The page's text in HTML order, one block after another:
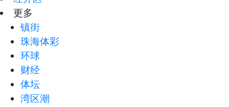
更多
镇街
珠海体彩
环球
财经
体坛
湾区潮